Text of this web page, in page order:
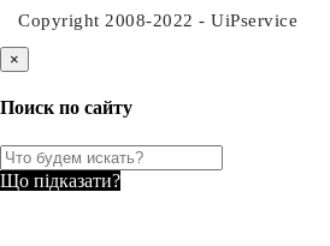
Copyright 2008-2022 - UiPservice
×
Поиск по сайту
Що підказати?